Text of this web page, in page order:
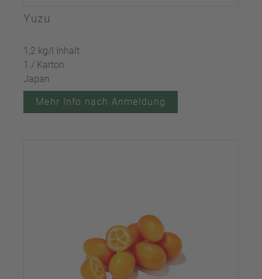
Yuzu
1,2 kg/l Inhalt
1 / Karton
Japan
Mehr Info nach Anmeldung